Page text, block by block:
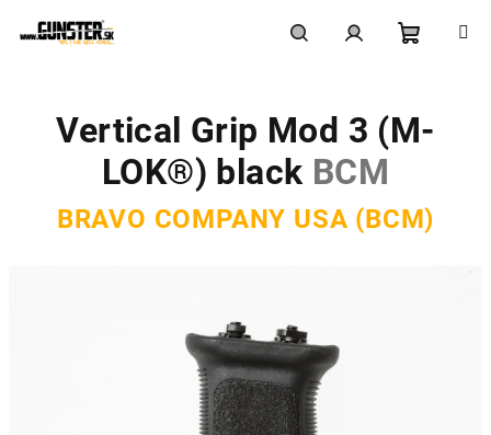
košík
Vertical Grip Mod 3 (M-
LOK®) black BCM
BRAVO COMPANY USA (BCM)